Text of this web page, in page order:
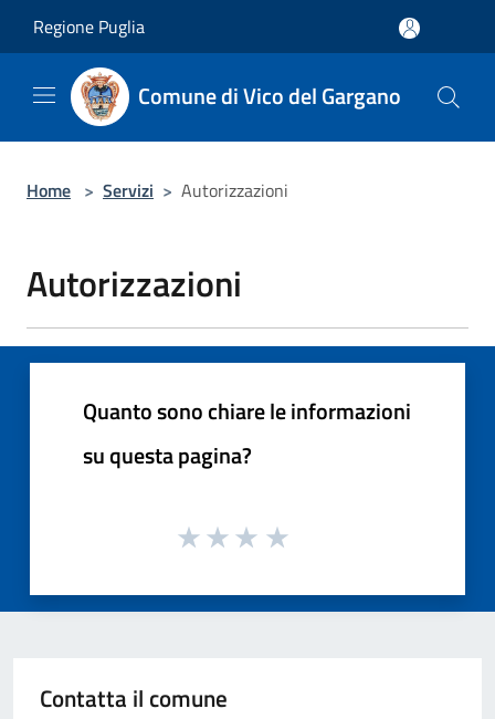
Regione Puglia
Comune di Vico del Gargano
Home > Servizi > Autorizzazioni
Autorizzazioni
Quanto sono chiare le informazioni
su questa pagina?
Contatta il comune